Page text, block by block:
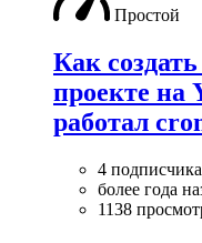
Простой
Как
проекте на
работал
4 подписчика
более года
1138